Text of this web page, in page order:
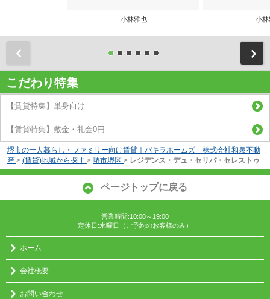
小林雅也 小林
こだわり特集
【賃貸特集】単身向け
【賃貸特集】敷金・礼金0円
堺市の一人暮らし・ファミリー向け賃貸｜パキラホームズ 株式会社和泉不動
産 > (賃貸)地域から探す > 堺市堺区 > レジデンス・デュ・セリバ・セレストゥ
ページトップに戻る
営業時間:10:00～19:00
定休日:水曜日（ご予約のお客様のみ）
ホーム
会社概要
お問い合わせ